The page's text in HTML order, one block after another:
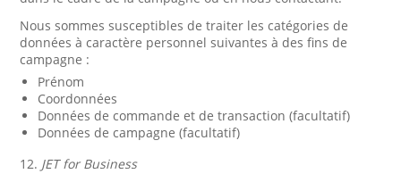
Nous sommes susceptibles de traiter les catégories de
données à caractère personnel suivantes à des fins de
campagne :
Prénom
Coordonnées
Données de commande et de transaction (facultatif)
Données de campagne (facultatif)
12. JET for Business